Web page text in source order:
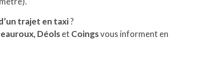
trajet en taxi?
Déolset Coingsvous informent en